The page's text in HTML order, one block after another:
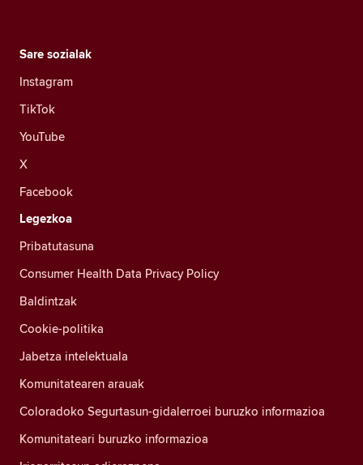
Sare sozialak
Instagram
TikTok
YouTube
X
Facebook
Legezkoa
Pribatutasuna
Consumer Health Data Privacy Policy
Baldintzak
Cookie-politika
Jabetza intelektuala
Komunitatearen arauak
Coloradoko Segurtasun-gidalerroei buruzko informazioa
Komunitateari buruzko informazioa